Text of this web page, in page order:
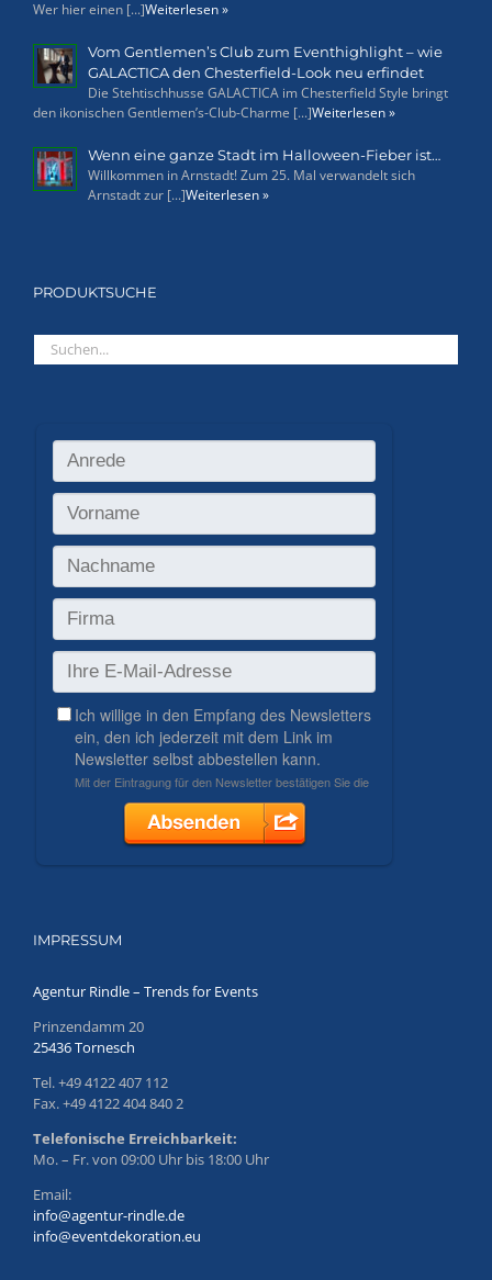
Wer hier einen [...]Weiterlesen »
Vom Gentlemen’s Club zum Eventhighlight – wie
GALACTICA den Chesterfield-Look neu erfindet
Die Stehtischhusse GALACTICA im Chesterfield Style bringt
den ikonischen Gentlemen’s-Club-Charme [...]Weiterlesen »
Wenn eine ganze Stadt im Halloween-Fieber ist…
Willkommen in Arnstadt! Zum 25. Mal verwandelt sich
Arnstadt zur [...]Weiterlesen »
PRODUKTSUCHE
IMPRESSUM
Agentur Rindle – Trends for Events
Prinzendamm 20
25436 Tornesch
Tel. +49 4122 407 112
Fax. +49 4122 404 840 2
Telefonische Erreichbarkeit:
Mo. – Fr. von 09:00 Uhr bis 18:00 Uhr
Email:
info@agentur-rindle.de
info@eventdekoration.eu